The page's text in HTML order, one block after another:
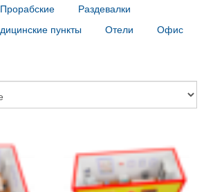
Прорабские
Раздевалки
пункты Отели
Офис